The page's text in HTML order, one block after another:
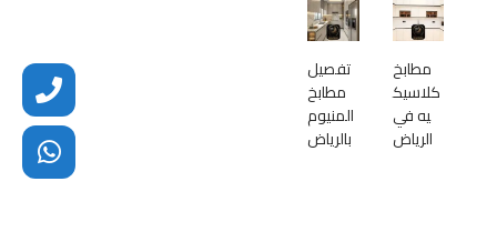
مطابخ
كلاسيك
يه في
الرياض
تفصيل
مطابخ
المنيوم
بالرياض